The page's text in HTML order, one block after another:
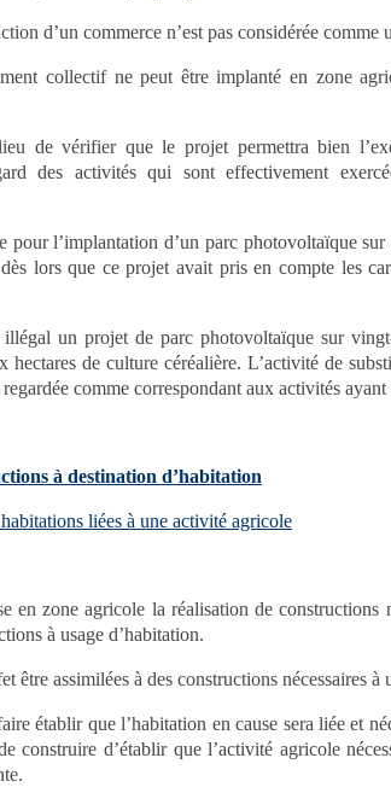
d’un commerce n’est pas considérée
collectif ne peut être implanté en zone
de vérifier que le projet permettra bien
des activités qui sont effectivement
pour l’implantation d’un parc photovoltaïque
lors que ce projet avait pris en compte les
un projet de parc photovoltaïque sur
hectares de culture céréalière. L’activité de
regardée comme correspondant aux activités
à destination d’habitation
liées à une activité agricole
en zone agricole la réalisation de constructions
à usage d’habitation.
être assimilées à des constructions nécessaires
établir que l’habitation en cause sera liée et
construire d’établir que l’activité agricole